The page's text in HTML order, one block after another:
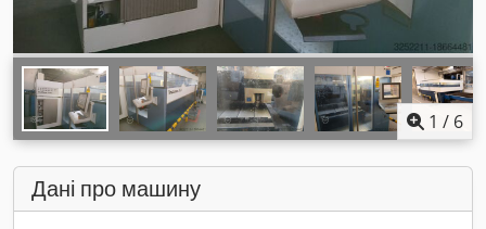
1 / 6
Дані про машину